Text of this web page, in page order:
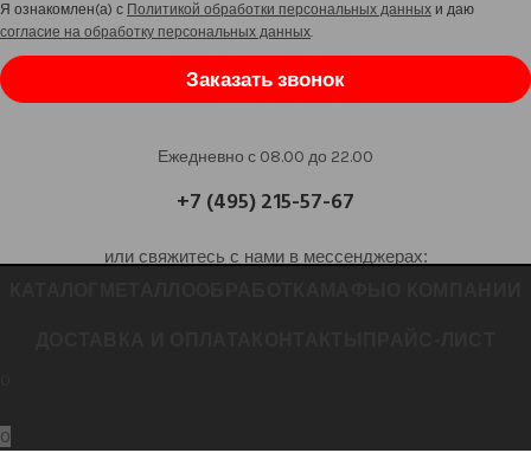
Я ознакомлен(а) с Политикой обработки персональных данных и даю
согласие на обработку персональных данных.
Заказать звонок
Ежедневно с 08.00 до 22.00
+7 (495) 215-57-67
или свяжитесь с нами в мессенджерах:
0